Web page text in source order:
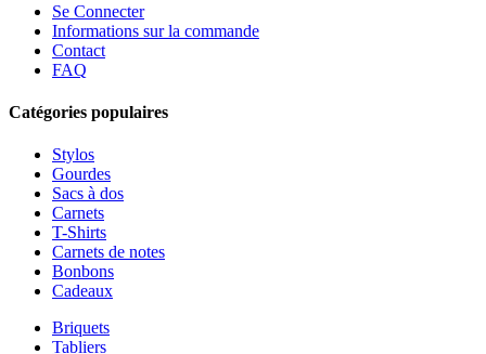
Se Connecter
Informations sur la commande
Contact
FAQ
Catégories populaires
Stylos
Gourdes
Sacs à dos
Carnets
T-Shirts
Carnets de notes
Bonbons
Cadeaux
Briquets
Tabliers